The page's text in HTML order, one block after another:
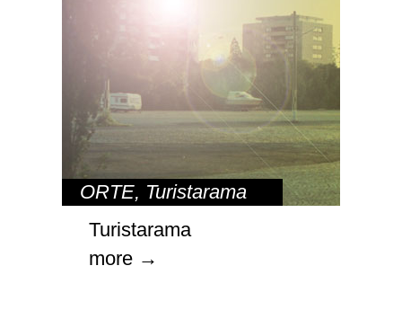
ORTE, Turistarama
Turistarama
more →